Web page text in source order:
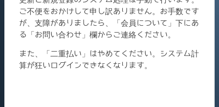
ご不便をおかけして申し訳ありません。お手数です
が、支障がありましたら、「会員について」下にあ
る「お問い合わせ」欄からご連絡ください。
また、「二重払い」はやめてください。システム計
算が狂いログインできなくなります。